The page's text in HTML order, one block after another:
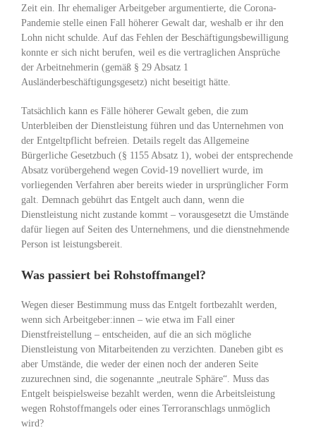
Zeit ein. Ihr ehemaliger Arbeitgeber argumentierte, die Corona-
Pandemie stelle einen Fall höherer Gewalt dar, weshalb er ihr den
Lohn nicht schulde. Auf das Fehlen der Beschäftigungsbewilligung
konnte er sich nicht berufen, weil es die vertraglichen Ansprüche
der Arbeitnehmerin (gemäß § 29 Absatz 1
Ausländerbeschäftigungsgesetz) nicht beseitigt hätte.
Tatsächlich kann es Fälle höherer Gewalt geben, die zum
Unterbleiben der Dienstleistung führen und das Unternehmen von
der Entgeltpflicht befreien. Details regelt das Allgemeine
Bürgerliche Gesetzbuch (§ 1155 Absatz 1), wobei der entsprechende
Absatz vorübergehend wegen Covid-19 novelliert wurde, im
vorliegenden Verfahren aber bereits wieder in ursprünglicher Form
galt. Demnach gebührt das Entgelt auch dann, wenn die
Dienstleistung nicht zustande kommt – vorausgesetzt die Umstände
dafür liegen auf Seiten des Unternehmens, und die dienstnehmende
Person ist leistungsbereit.
Was passiert bei Rohstoffmangel?
Wegen dieser Bestimmung muss das Entgelt fortbezahlt werden,
wenn sich Arbeitgeber:innen – wie etwa im Fall einer
Dienstfreistellung – entscheiden, auf die an sich mögliche
Dienstleistung von Mitarbeitenden zu verzichten. Daneben gibt es
aber Umstände, die weder der einen noch der anderen Seite
zuzurechnen sind, die sogenannte „neutrale Sphäre“. Muss das
Entgelt beispielsweise bezahlt werden, wenn die Arbeitsleistung
wegen Rohstoffmangels oder eines Terroranschlags unmöglich
wird?